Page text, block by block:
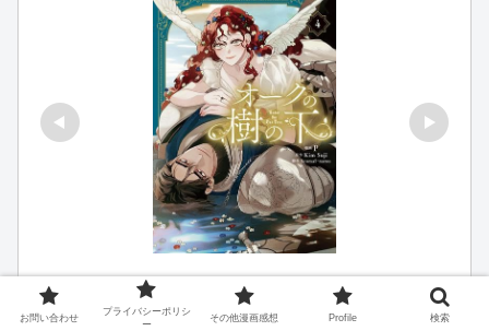
お問い合わせ
プライバシーポリシ
ー
その他漫画感想 Profile 検索